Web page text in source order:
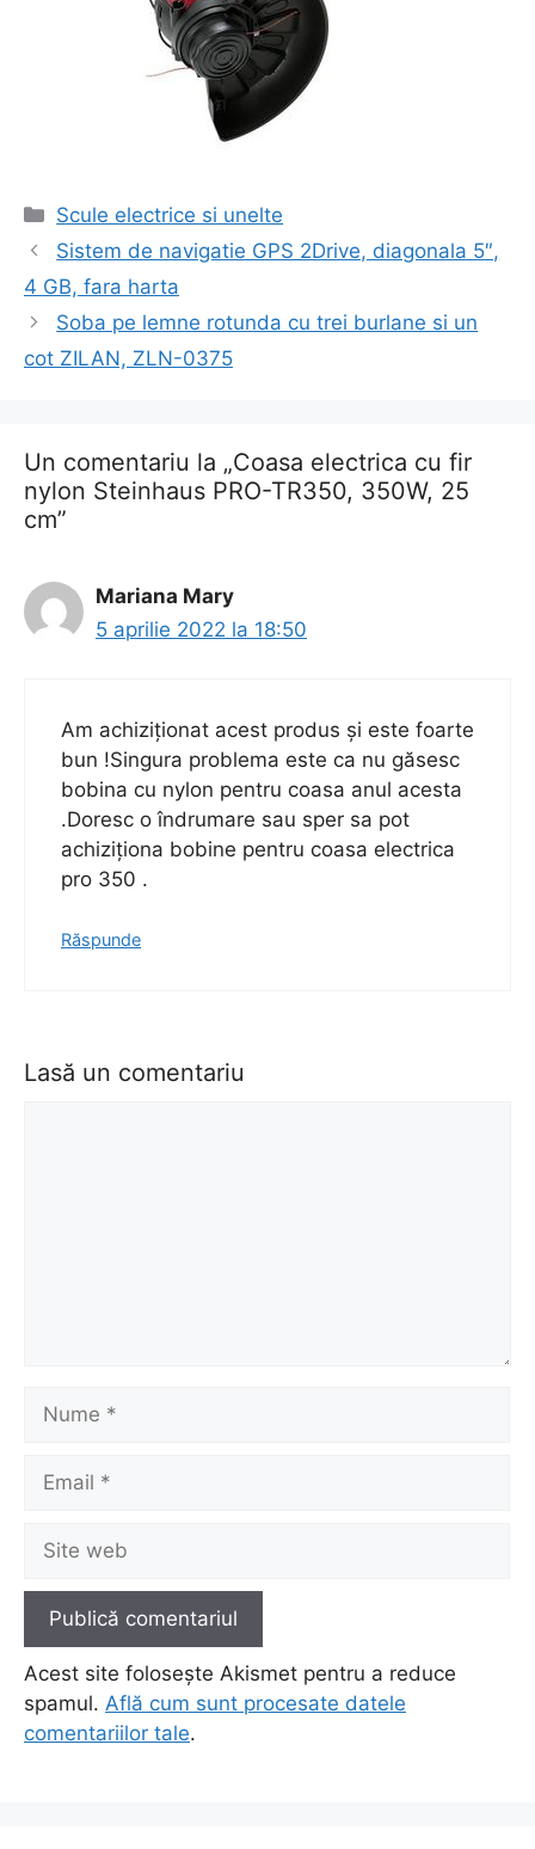
Categorii
Scule electrice si unelte
Navigare
în
Sistem de navigatie GPS 2Drive, diagonala 5″,
4 GB, fara harta
Soba pe lemne rotunda cu trei burlane si un
cot ZILAN, ZLN-0375
Un comentariu la „Coasa electrica cu fir
nylon Steinhaus PRO-TR350, 350W, 25
cm”
Mariana Mary
5 aprilie 2022 la 18:50
Am achiziționat acest produs și este foarte
bun !Singura problema este ca nu găsesc
bobina cu nylon pentru coasa anul acesta
.Doresc o îndrumare sau sper sa pot
achiziționa bobine pentru coasa electrica
pro 350 .
Răspunde
Lasă un comentariu
web
Acest site folosește Akismet pentru a reduce
spamul. Află cum sunt procesate datele
comentariilor tale.